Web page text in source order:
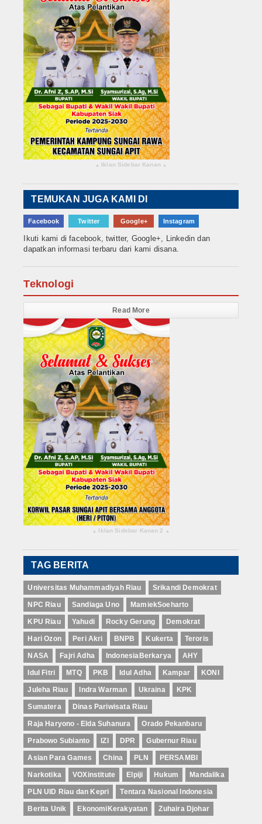
▴ Iklan Sidebar Kanan ▴
TEMUKAN JUGA KAMI DI
Facebook Twitter Google+ Instagram
Ikuti kami di facebook, twitter, Google+, Linkedin dan
dapatkan informasi terbaru dari kami disana.
Teknologi
Read More
▴ Iklan Sidebar Kanan 2 ▴
TAG BERITA
Universitas Muhammadiyah Riau Srikandi Demokrat
NPC Riau Sandiaga Uno MamiekSoeharto
KPU Riau Yahudi Rocky Gerung Demokrat
Hari Ozon Peri Akri BNPB Kukerta Teroris
NASA Fajri Adha IndonesiaBerkarya AHY
Idul Fitri MTQ PKB Idul Adha Kampar KONI
Juleha Riau Indra Warman Ukraina KPK
Sumatera Dinas Pariwisata Riau
Raja Haryono - Elda Suhanura Orado Pekanbaru
Prabowo Subianto IZI DPR Gubernur Riau
Asian Para Games China PLN PERSAMBI
Narkotika VOXinstitute Elpiji Hukum Mandalika
PLN UID Riau dan Kepri Tentara Nasional Indonesia
Berita Unik EkonomiKerakyatan Zuhaira Djohar